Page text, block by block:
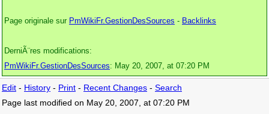
Page originale sur PmWikiFr.GestionDesSources - Backlinks
DerniÃ¨res modifications:
PmWikiFr.GestionDesSources: May 20, 2007, at 07:20 PM
Edit - History - Print - Recent Changes - Search
Page last modified on May 20, 2007, at 07:20 PM